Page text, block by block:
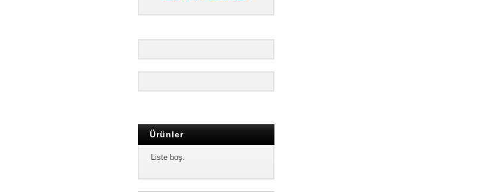
Ürünler
Liste boş.